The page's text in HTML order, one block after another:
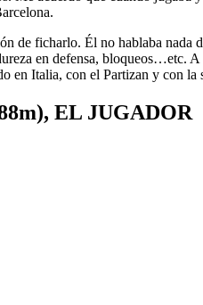
de ficharlo. Él no hablaba
en defensa, bloqueos…etc.
en Italia, con el Partizan y con la
EL JUGADOR